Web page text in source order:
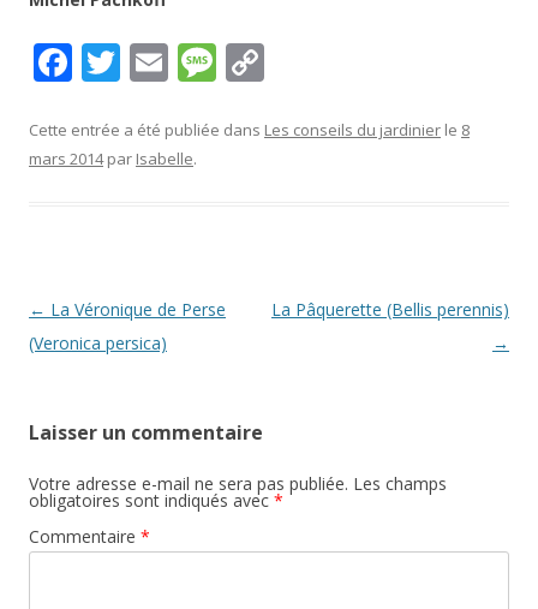
F
e
b
k
T
itt
er
E
ai
l
M
ss p
k
Cette entrée a été publiée dans Les conseils du jardinier le 8
mars 2014 par Isabelle.
Navigation
des
← La Véronique de Perse
(Veronica persica)
La Pâquerette (Bellis perennis)
→
Laisser un commentaire
Votre adresse e-mail ne sera pas publiée. Les champs
obligatoires sont indiqués avec *
Commentaire *